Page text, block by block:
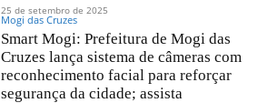
25 de setembro de 2025
Mogi das Cruzes
Smart Mogi: Prefeitura de Mogi das
Cruzes lança sistema de câmeras com
reconhecimento facial para reforçar
segurança da cidade; assista